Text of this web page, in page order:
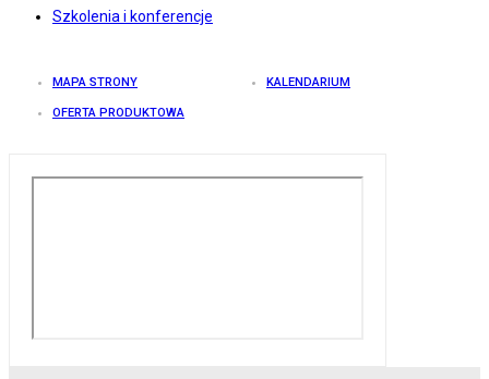
Szkolenia i konferencje
MAPA STRONY KALENDARIUM
OFERTA PRODUKTOWA